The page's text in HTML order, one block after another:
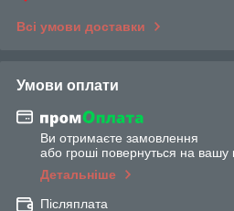
Всі умови доставки
Умови оплати
Ви отримаєте замовлення
або гроші повернуться на вашу
Детальніше
Післяплата